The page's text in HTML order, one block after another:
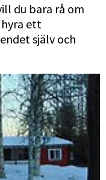
du bara rå om
ett
själv och